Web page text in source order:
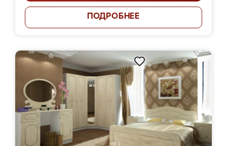
ПОДРОБНЕЕ